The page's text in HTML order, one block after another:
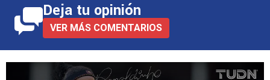
Deja tu opinión
VER MÁS COMENTARIOS